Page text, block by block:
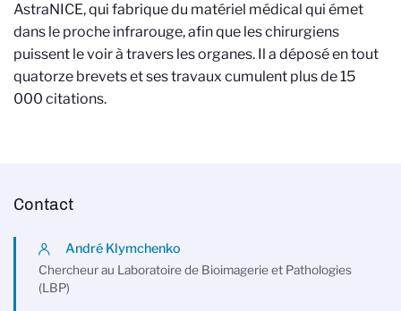
AstraNICE, qui fabrique du matériel médical qui émet
dans le proche infrarouge, afin que les chirurgiens
puissent le voir à travers les organes. Il a déposé en tout
quatorze brevets et ses travaux cumulent plus de 15
000 citations.
Contact
André Klymchenko
Chercheur au Laboratoire de Bioimagerie et Pathologies
(LBP)